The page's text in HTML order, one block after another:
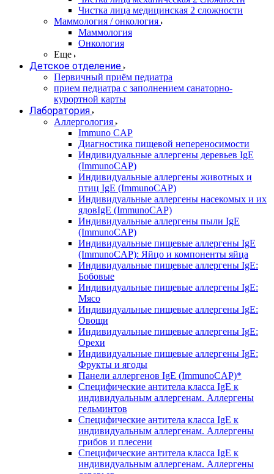
Чистка лица медицинская 2 сложности
Маммология / онкология
Маммология
Онкология
Еще
Детское отделение
Первичный приём педиатра
прием педиатра с заполнением санаторно-
курортной карты
Лаборатория
Аллергология
Immuno CAP
Диагностика пищевой непереносимости
Индивидуальные аллергены деревьев IgE
(ImmunoCAP)
Индивидуальные аллергены животных и
птиц IgE (ImmunoCAP)
Индивидуальные аллергены насекомых и их
ядовIgE (ImmunoCAP)
Индивидуальные аллергены пыли IgE
(ImmunoCAP)
Индивидуальные пищевые аллергены IgE
(ImmunoCAP): Яйцо и компоненты яйца
Индивидуальные пищевые аллергены IgE:
Бобовые
Индивидуальные пищевые аллергены IgE:
Мясо
Индивидуальные пищевые аллергены IgE:
Овощи
Индивидуальные пищевые аллергены IgE:
Орехи
Индивидуальные пищевые аллергены IgE:
Фрукты и ягоды
Панели аллергенов IgE (ImmunoCAP)*
Специфические антитела класса IgE к
индивидуальным аллергенам. Аллергены
гельминтов
Специфические антитела класса IgE к
индивидуальным аллергенам. Аллергены
грибов и плесени
Специфические антитела класса IgE к
индивидуальным аллергенам. Аллергены